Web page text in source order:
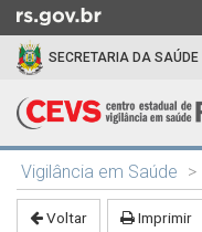
para
para
menu
SECRETARIA DA SAÚDE
Início
do
conteúdo
Vigilância em Saúde
Voltar Imprimir